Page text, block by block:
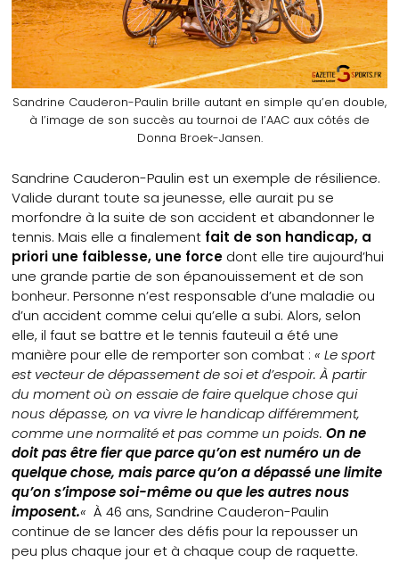
Sandrine Cauderon-Paulin brille autant en simple qu’en double,
à l’image de son succès au tournoi de l’AAC aux côtés de
Donna Broek-Jansen.
Sandrine Cauderon-Paulin est un exemple de résilience.
Valide durant toute sa jeunesse, elle aurait pu se
morfondre à la suite de son accident et abandonner le
tennis. Mais elle a finalement fait de son handicap, a
priori une faiblesse, une force dont elle tire aujourd’hui
une grande partie de son épanouissement et de son
bonheur. Personne n’est responsable d’une maladie ou
d’un accident comme celui qu’elle a subi. Alors, selon
elle, il faut se battre et le tennis fauteuil a été une
manière pour elle de remporter son combat :« Le sport
est vecteur de dépassement de soi et d’espoir. À partir
du moment où on essaie de faire quelque chose qui
nous dépasse, on va vivre le handicap différemment,
comme une normalité et pas comme un poids.On ne
doit pas être fier que parce qu’on est numéro un de
quelque chose, mais parce qu’on a dépassé une limite
qu’on s’impose soi-même ou que les autres nous
imposent.« À 46 ans, Sandrine Cauderon-Paulin
continue de se lancer des défis pour la repousser un
peu plus chaque jour et à chaque coup de raquette.